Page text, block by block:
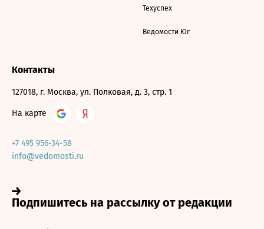
Техуспех
Ведомости Юг
Контакты
127018, г. Москва, ул. Полковая, д. 3, стр. 1
На карте
+7 495 956-34-58
info@vedomosti.ru